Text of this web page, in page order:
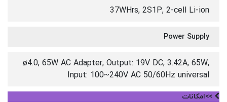
37WHrs, 2S1P, 2-cell Li-ion
Power Supply
ø4.0, 65W AC Adapter, Output: 19V DC, 3.42A, 65W,
Input: 100~240V AC 50/60Hz universal
>>امکانات